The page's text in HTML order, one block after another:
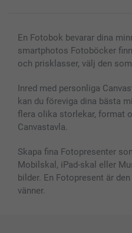
En Fotobok bevarar dina
smartphotos Fotoböcker
och prisklasser, välj den
Inred med personliga
kan du föreviga dina bästa
flera olika storlekar, format
Canvastavla.
Skapa fina Fotopresenter
Mobilskal, iPad-skal eller
bilder. En Fotopresent är
vänner.